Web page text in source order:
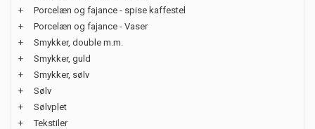
+
Porcelæn og fajance - spise kaffestel
+
Porcelæn og fajance - Vaser
+
Smykker, double m.m.
+
Smykker, guld
+
Smykker, sølv
+
Sølv
+
Sølvplet
+
Tekstiler